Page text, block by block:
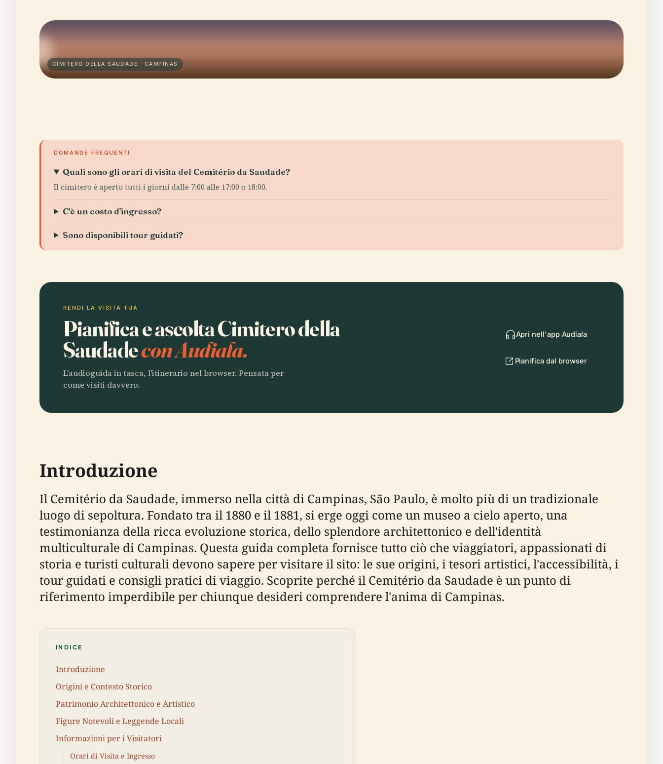
CIMITERO DELLA SAUDADE · CAMPINAS
DOMANDE FREQUENTI
Quali sono gli orari di visita del Cemitério da Saudade?
Il cimitero è aperto tutti i giorni dalle 7:00 alle 17:00 o 18:00.
C'è un costo d'ingresso?
Sono disponibili tour guidati?
RENDI LA VISITA TUA
Pianifica e ascolta Cimitero della
Saudadecon Audiala.
L'audioguida in tasca, l'itinerario nel browser. Pensata per
come visiti davvero.
Apri nell'app Audiala
Pianifica dal browser
Introduzione
Il Cemitério da Saudade, immerso nella città di Campinas, São Paulo, è molto più di un tradizionale
luogo di sepoltura. Fondato tra il 1880 e il 1881, si erge oggi come un museo a cielo aperto, una
testimonianza della ricca evoluzione storica, dello splendore architettonico e dell'identità
multiculturale di Campinas. Questa guida completa fornisce tutto ciò che viaggiatori, appassionati di
storia e turisti culturali devono sapere per visitare il sito: le sue origini, i tesori artistici, l'accessibilità, i
tour guidati e consigli pratici di viaggio. Scoprite perché il Cemitério da Saudade è un punto di
riferimento imperdibile per chiunque desideri comprendere l'anima di Campinas.
INDICE
Introduzione
Origini e Contesto Storico
Patrimonio Architettonico e Artistico
Figure Notevoli e Leggende Locali
Informazioni per i Visitatori
Orari di Visita e Ingresso